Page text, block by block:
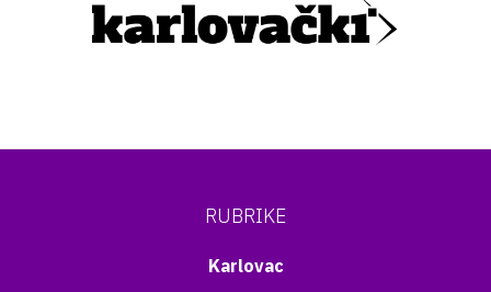
RUBRIKE
Karlovac